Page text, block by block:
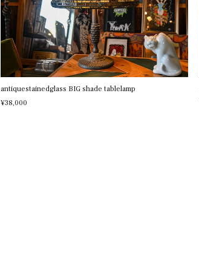
antiquestainedglass BIG shade tablelamp
¥38,000